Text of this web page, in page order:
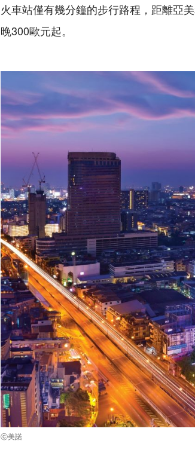
火車站僅有幾分鐘的步行路程，距離亞
晚300歐元起。
ⓒ美諾